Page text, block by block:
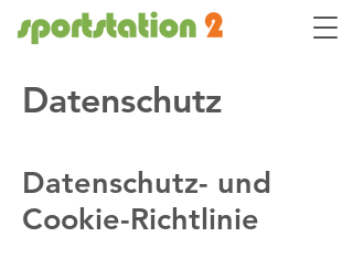
Datenschutz
Datenschutz- und
Cookie-Richtlinie